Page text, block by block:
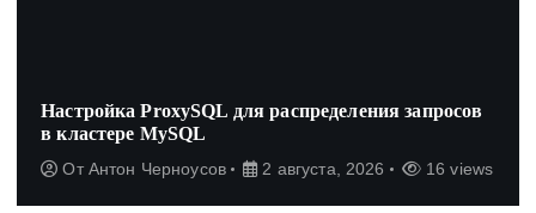
Настройка ProxySQL для распределения запросов
в кластере MySQL
От Антон Черноусов 2 августа, 2026 16 views